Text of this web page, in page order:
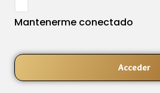
Mantenerme conectado
Acceder